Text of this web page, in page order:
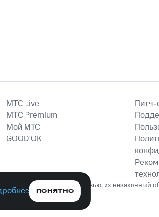
MTС Live
MTС Premium
Мой МТС
GOOD’OK
причиняет вред здоровью, их незаконный
ПОНЯТНО